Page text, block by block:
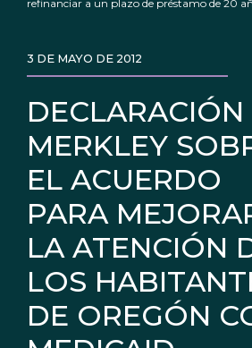
refinanciar a un plazo de préstamo de 20
DECLARACIÓN
MERKLEY
EL ACUERDO
PARA
LA ATENCIÓN
LOS
DE OREGÓN
3 DE MAYO DE 2012